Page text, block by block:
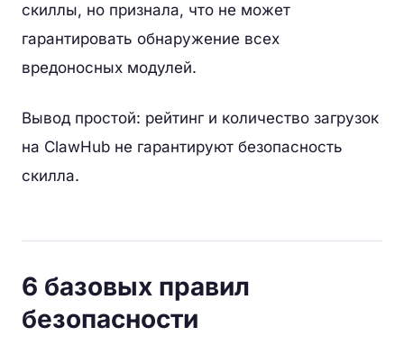
скиллы, но признала, что не может
гарантировать обнаружение всех
вредоносных модулей.
Вывод простой: рейтинг и количество загрузок
на ClawHub не гарантируют безопасность
скилла.
6 базовых правил
безопасности